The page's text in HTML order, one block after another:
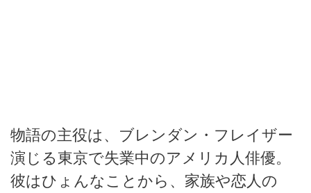
物語の主役は、ブレンダン・フレイザー
演じる東京で失業中のアメリカ人俳優。
彼はひょんなことから、家族や恋人の